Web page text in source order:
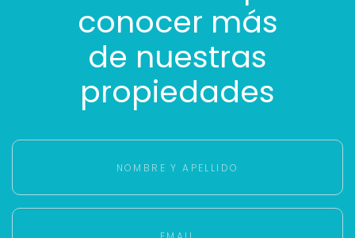
conocer más
de nuestras
propiedades